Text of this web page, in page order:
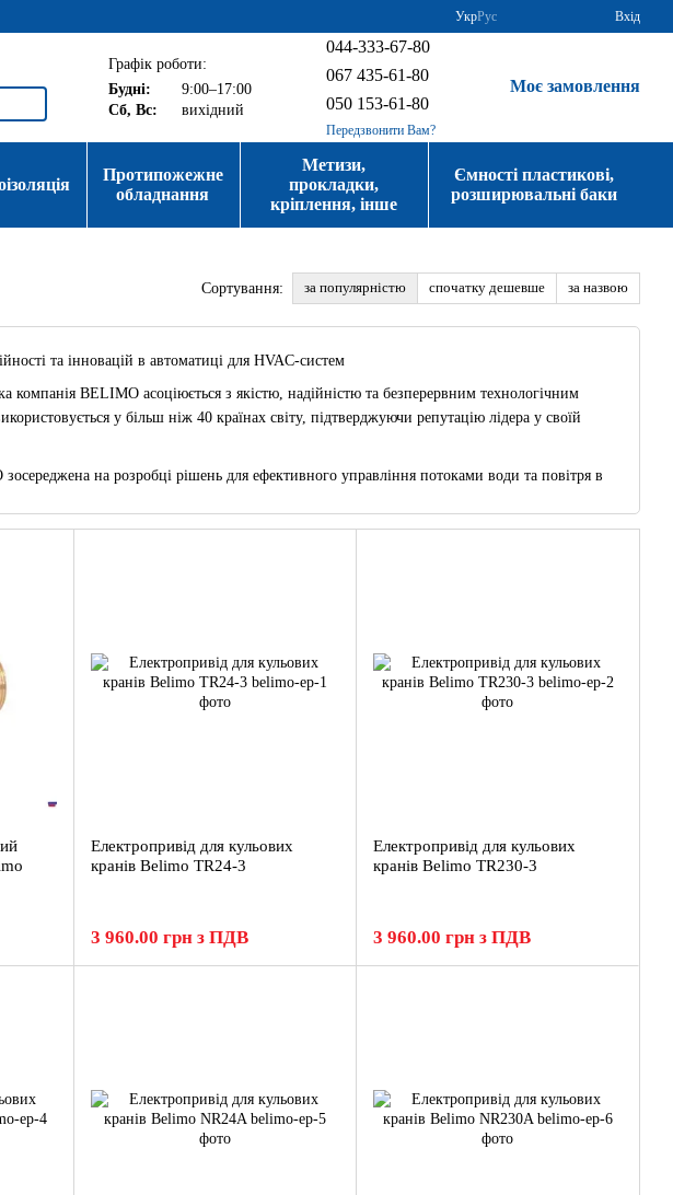
УкрРус Вхід
Графік роботи:
Будні:
9:00–17:00
Сб, Вс:
вихідний
044-333-67-80
067 435-61-80
050 153-61-80
Передзвонити Вам?
Моє замовлення
Протипожежне
обладнання
Метизи,
прокладки,
кріплення, інше
Ємності пластикові,
розширювальні баки
Сортування: за популярністю спочатку дешевше за назвою
та інновацій в автоматиці для HVAC-систем
компанія BELIMO асоціюється з якістю, надійністю та безперервним технологічним
у більш ніж 40 країнах світу, підтверджуючи репутацію лідера у своїй
на розробці рішень для ефективного управління потоками води та повітря в
досвід як своїх інженерів, так і кінцевих користувачів для постійного вдосконалення
перевірку в умовах реальної експлуатації у всьому світі. Високий рівень
позиції компанії як глобального лідера у сфері автоматизації HVAC-систем.
Електропривід для кульових
кранів Belimo TR24-3
3 960.00 грн з ПДВ
Електропривід для кульових
кранів Belimo TR230-3
3 960.00 грн з ПДВ